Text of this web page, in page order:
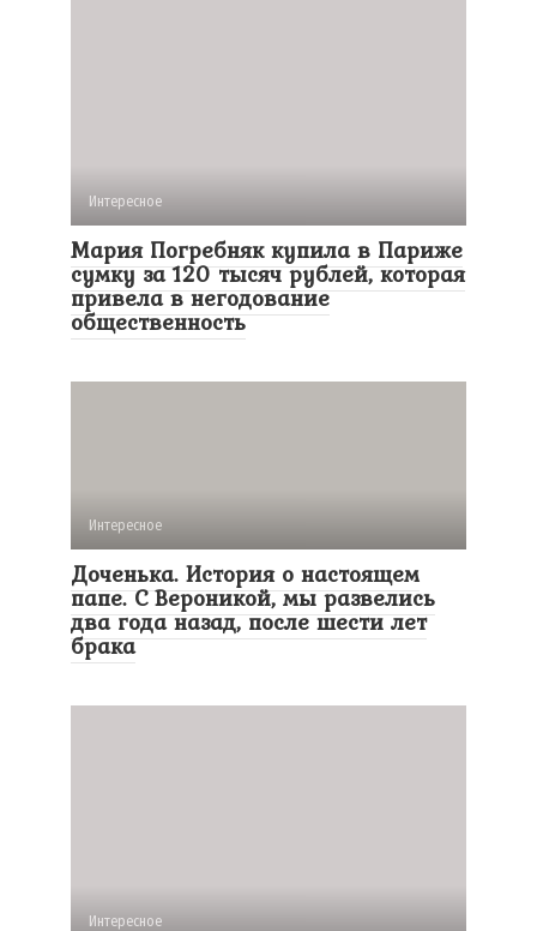
Интересное
Мария Погребняк купила в Париже
сумку за 120 тысяч рублей, которая
привела в негодование
общественность
Интересное
Доченька. История о настоящем
папе. С Вероникой, мы развелись
два года назад, после шести лет
брака
Интересное